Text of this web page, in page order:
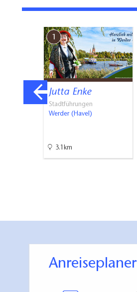
1
Jutta Enke
Stadtführungen
Werder (Havel)
3.1km
Anreiseplaner